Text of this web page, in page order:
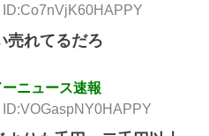
売れてるだろ
ニュース速報